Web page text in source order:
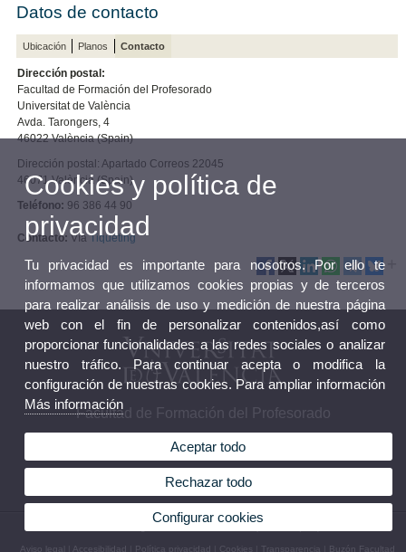
Datos de contacto
Ubicación Planos Contacto
Dirección postal:
Facultad de Formación del Profesorado
Universitat de València
Avda. Tarongers, 4
46022 València (Spain)
Dirección postal: Apartado Correos 22045
46071 València (Spain)
Teléfono: 96 386 44 90
Contacto:VíaTiqueting
Facultad de Formación del Profesorado
Tablón Oficial de anuncios UV
© 2026 UV. - Avda. Tarongers, 4. 46022 Valencia. España. Tel (+34) 963 86 44 90
Aviso legal Accesibilidad Política privacidad Cookies Transparencia Buzón Facultad
Cookies y política de
privacidad
Tu privacidad es importante para nosotros. Por ello te
informamos que utilizamos cookies propias y de terceros
para realizar análisis de uso y medición de nuestra página
web con el fin de personalizar contenidos,así como
proporcionar funcionalidades a las redes sociales o analizar
nuestro tráfico. Para continuar acepta o modifica la
configuración de nuestras cookies. Para ampliar información
Más información
Aceptar todo
Rechazar todo
Configurar cookies